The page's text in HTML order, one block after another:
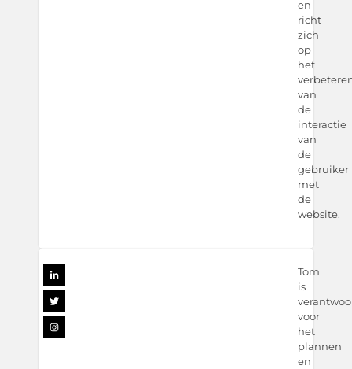
en
richt
zich
op
het
van
de
interactie
van
de
gebruiker
met
de
website.
Tom
is
voor
het
plannen
en